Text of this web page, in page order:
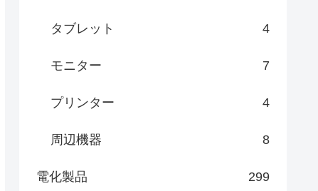
タブレット 4
モニター 7
プリンター 4
周辺機器 8
電化製品 299